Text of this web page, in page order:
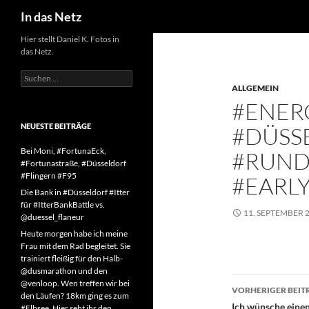
Inhalt
springen
In das Netz
ALLGEMEIN
11. SEPTEMBER
VORHERIGER
Ich wünsche
Hier stellt Daniel K. Fotos in
das Netz.
Suchen
nach:
NEUESTE BEITRÄGE
Bei Moni, #FortunaEck,
#Fortunastraße, #Düsseldorf
#Flingern #F95
Die Bank in #Düsseldorf #Itter
für #ItterBankBattle vs.
@duessel_flaneur
Heute morgen habe ich meine
Frau mit dem Rad begleitet. Sie
trainiert fleißig für den Halb-
@dusmarathon und den
@venloop. Wen treffen wir bei
den Läufen? 18km ging es zum